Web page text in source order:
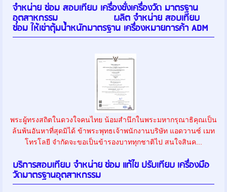
จำหน่าย ซ่อม สอบเทียบ เครื่องชั่งเครื่องวัด มาตรฐาน
อุตสาหกรรม ผลิต จำหน่าย สอบเทียบ
ซ่อม ให้เช่าตุ้มน้ำหนักมาตรฐาน เครื่องหมายการค้า ADM
พระผู้ทรงสถิตในดวงใจคนไทย น้อมสำนึกในพระมหากรุณาธิคุณเป็น
ล้นพ้นอันหาที่สุดมิได้ ข้าพระพุทธเจ้าพนักงานบริษัท แอดวานซ์ เมท
โทรโลยี จำกัดจะขอเป็นข้ารองบาททุกชาติไป สนใจสินค...
บริการสอบเทียบ จำหน่าย ซ่อม แก้ไข ปรับเทียบ เครื่องมือ
วัดมาตรฐานอุตสาหกรรม